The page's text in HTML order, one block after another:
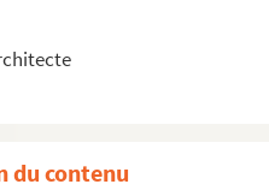
centrale (suite)
du contenu